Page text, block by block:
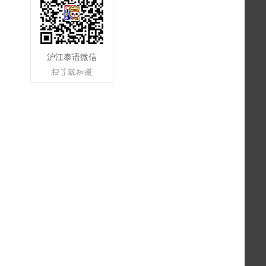
沪江泰语微信